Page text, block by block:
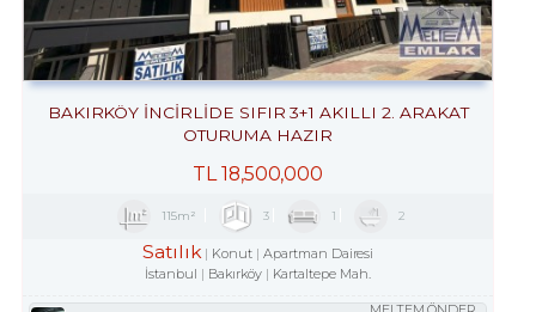
BAKIRKÖY İNCİRLİDE SIFIR 3+1 AKILLI 2. ARAKAT
OTURUMA HAZIR
TL18,500,000
115m² 3 1 2
Satılık Konut
Apartman Dairesi
İstanbul
Bakırköy Kartaltepe Mah.